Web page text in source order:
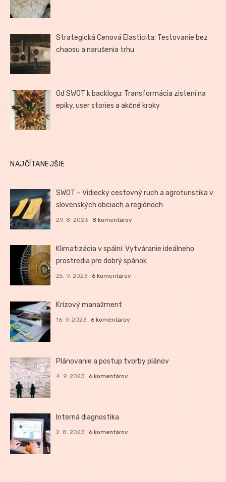
Strategická Cenová Elasticita: Testovanie bez
chaosu a narušenia trhu
Od SWOT k backlogu: Transformácia zistení na
epiky, user stories a akčné kroky
NAJČÍTANEJŠIE
SWOT – Vidiecky cestovný ruch a agroturistika v
slovenských obciach a regiónoch
29. 8. 2023 8 komentárov
Klimatizácia v spálni: Vytváranie ideálneho
prostredia pre dobrý spánok
25. 9. 2023 6 komentárov
Krízový manažment
16. 9. 2023 6 komentárov
Plánovanie a postup tvorby plánov
4. 9. 2023 6 komentárov
Interná diagnostika
2. 8. 2023 6 komentárov